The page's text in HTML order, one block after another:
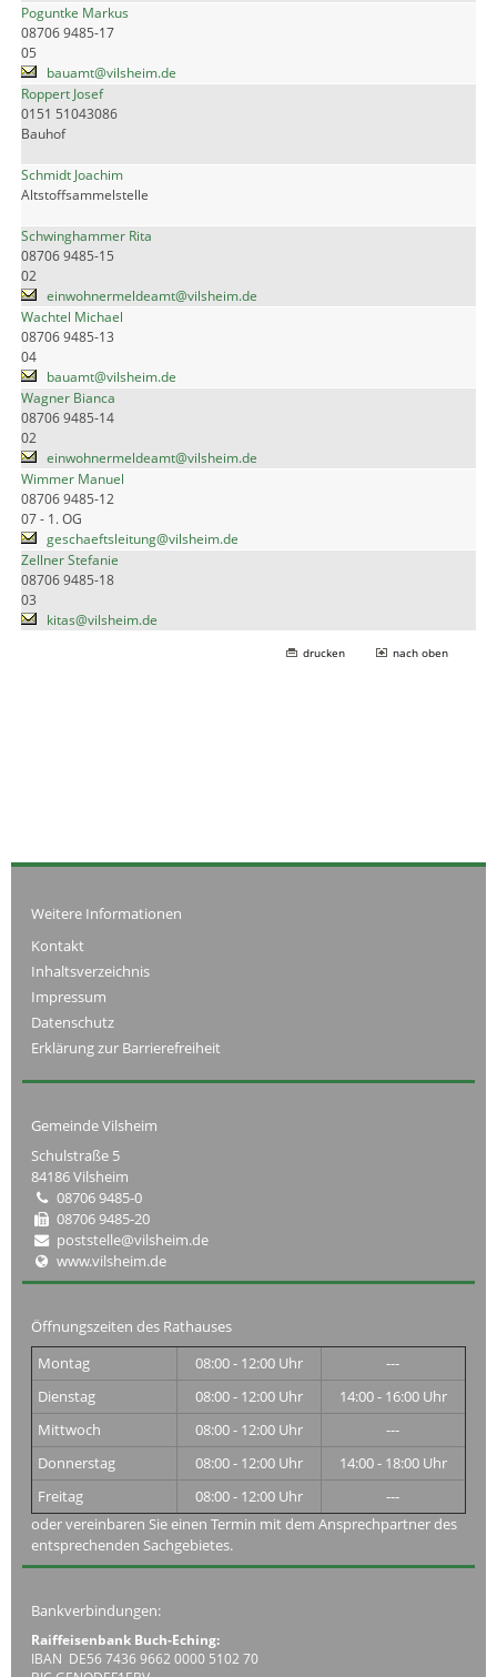
Poguntke Markus
08706 9485-17
05
bauamt@vilsheim.de
Roppert Josef
0151 51043086
Bauhof
Schmidt Joachim
Altstoffsammelstelle
Schwinghammer Rita
08706 9485-15
02
einwohnermeldeamt@vilsheim.de
Wachtel Michael
08706 9485-13
04
bauamt@vilsheim.de
Wagner Bianca
08706 9485-14
02
einwohnermeldeamt@vilsheim.de
Wimmer Manuel
08706 9485-12
07 - 1. OG
geschaeftsleitung@vilsheim.de
Zellner Stefanie
08706 9485-18
03
kitas@vilsheim.de
drucken nach oben
Weitere Informationen
Kontakt
Inhaltsverzeichnis
Impressum
Datenschutz
Erklärung zur Barrierefreiheit
Gemeinde Vilsheim
Schulstraße 5
84186 Vilsheim
08706 9485-0
08706 9485-20
poststelle@vilsheim.de
www.vilsheim.de
Öffnungszeiten des Rathauses
Montag
08:00 - 12:00 Uhr
---
Dienstag
08:00 - 12:00 Uhr
14:00 - 16:00 Uhr
Mittwoch
08:00 - 12:00 Uhr
---
Donnerstag
08:00 - 12:00 Uhr
14:00 - 18:00 Uhr
Freitag
08:00 - 12:00 Uhr
---
oder vereinbaren Sie einen Termin mit dem Ansprechpartner des
entsprechenden Sachgebietes.
Bankverbindungen:
Raiffeisenbank Buch-Eching:
IBAN DE56 7436 9662 0000 5102 70